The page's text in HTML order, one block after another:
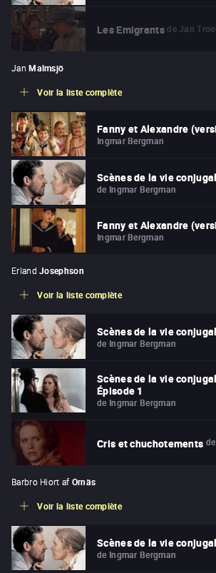
Les Emigrants de Jan
Jan Malmsjö
Voir la liste complète
Fanny et Alexandre
Ingmar Bergman
Scènes de la vie
de Ingmar Bergman
Fanny et Alexandre
Ingmar Bergman
Erland Josephson
Voir la liste complète
Scènes de la vie
de Ingmar Bergman
Scènes de la vie
Épisode 1
de Ingmar Bergman
Cris et chuchotements de
Barbro Hiort af Ornäs
Voir la liste complète
Scènes de la vie
de Ingmar Bergman